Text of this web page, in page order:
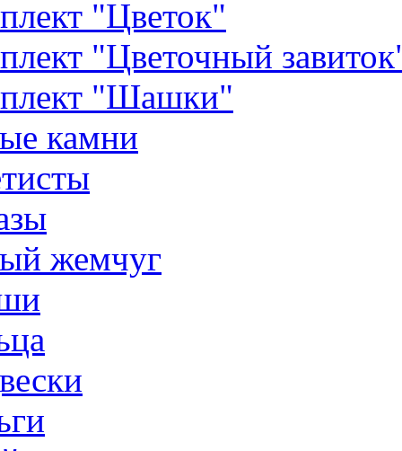
"Цветок"
"Цветочный
"Шашки"
камни
жемчуг